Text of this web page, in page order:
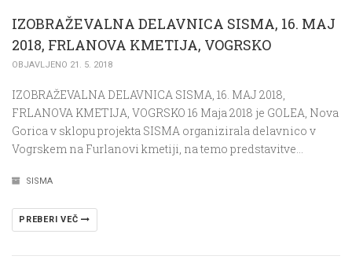
IZOBRAŽEVALNA DELAVNICA SISMA, 16. MAJ
2018, FRLANOVA KMETIJA, VOGRSKO
OBJAVLJENO 21. 5. 2018
IZOBRAŽEVALNA DELAVNICA SISMA, 16. MAJ 2018,
FRLANOVA KMETIJA, VOGRSKO 16 Maja 2018 je GOLEA, Nova
Gorica v sklopu projekta SISMA organizirala delavnico v
Vogrskem na Furlanovi kmetiji, na temo predstavitve…
SISMA
PREBERI VEČ